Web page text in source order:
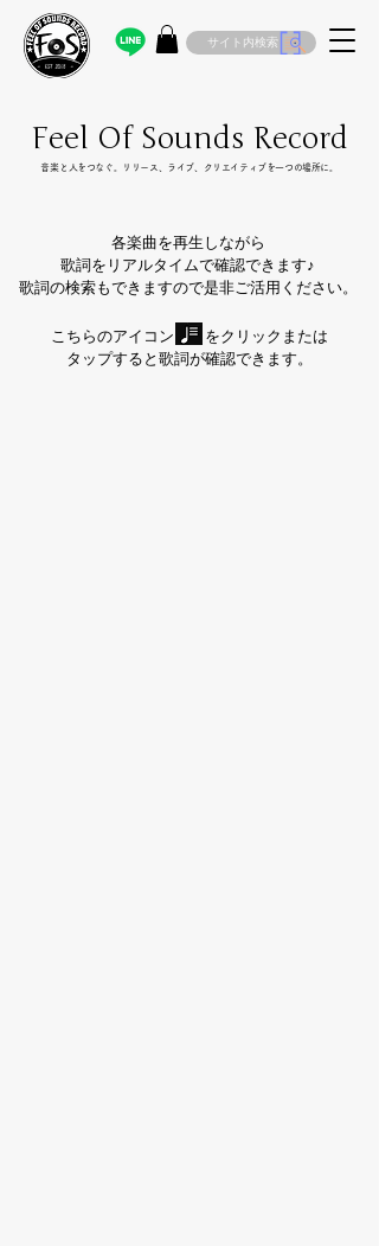
サイト内検索
Feel Of Sounds Record
​音楽と人をつなぐ。リリース、ライブ、クリエイティブを一つの場所に。
各楽曲を再生しながら
歌詞をリアルタイムで確認できます♪
歌詞の検索もできますので是非ご活用ください。
こちらのアイコン をクリックまたは
タップすると歌詞が確認できます。